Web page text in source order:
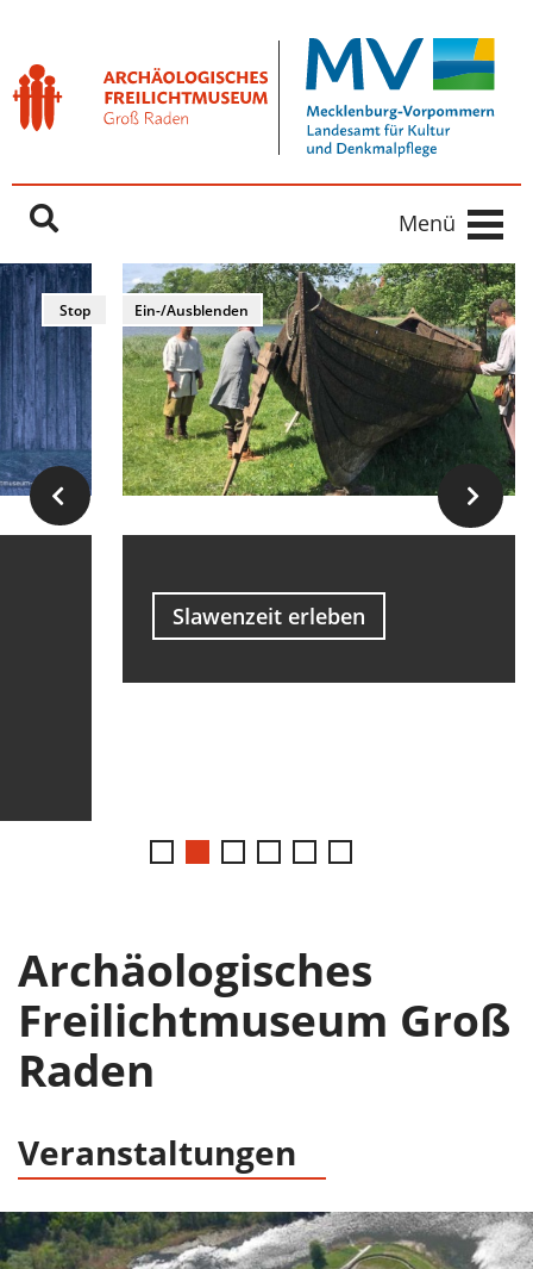
Springe direkt zu:
Inhaltsbereich
Hauptnavigation
Menü
Stop Ein-/Ausblenden
Slawenzeit erleben
Archäologisches
Freilichtmuseum Groß
Raden
Veranstaltungen